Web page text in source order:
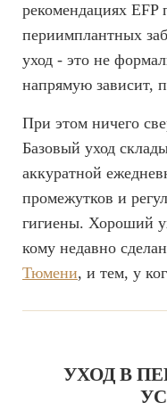
рекомендациях
периимплантных
уход - это не
напрямую зависит,
При этом ничего
Базовый уход
аккуратной
промежутков и
гигиены. Хороший
кому недавно
Тюмени, и тем, у
УХОД В